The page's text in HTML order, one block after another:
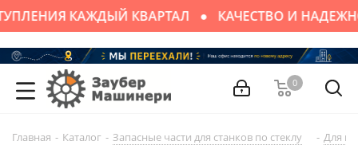
КАЖДЫЙ КВАРТАЛ КАЧЕСТВО И
0
Главная - Каталог - Запасные части для cтaнков по стеклу - Для